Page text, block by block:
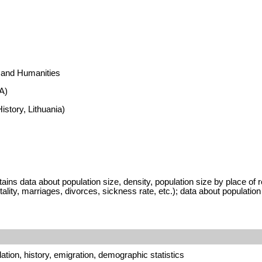
Humanities
Lithuania)
data about population size, density, population size by place
marriages, divorces, sickness rate, etc.); data about
history, emigration, demographic statistics